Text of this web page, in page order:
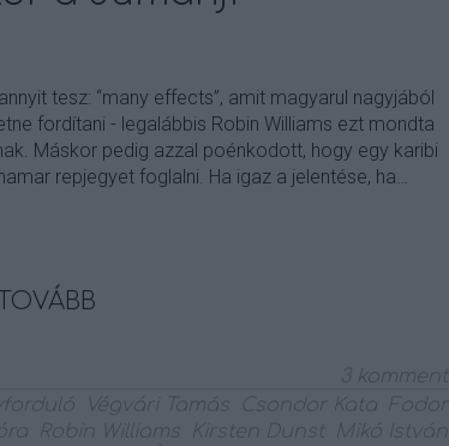
tesz: “many effects”, amit magyarul nagyjából
fordítani - legalábbis Robin Williams ezt mondta
Máskor pedig azzal poénkodott, hogy egy karibi
repjegyet foglalni. Ha igaz a jelentése, ha…
TOVÁBB
3komment
Végvári Tamás Csondor Kata Fodor
Robin Williams Kirsten Dunst
Mikó István